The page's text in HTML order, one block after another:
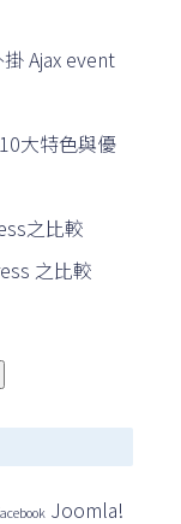
Ajax event
大特色與優
之比較
之比較
Joomla!